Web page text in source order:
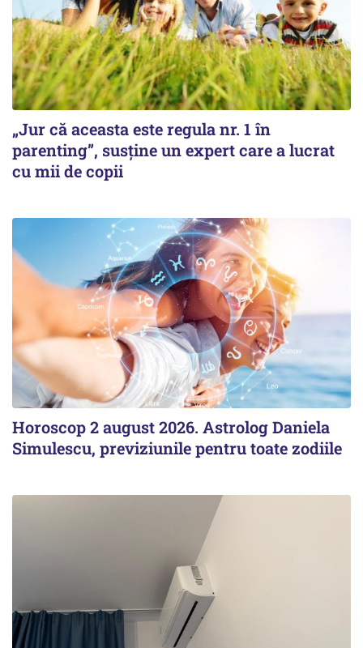
„Jur că aceasta este regula nr. 1 în
parenting”, susține un expert care a lucrat
cu mii de copii
Horoscop 2 august 2026. Astrolog Daniela
Simulescu, previziunile pentru toate zodiile